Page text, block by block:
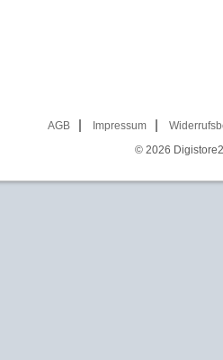
AGB Impressum
© 2026